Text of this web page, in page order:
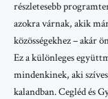
részletesebb
azokra várnak, akik
közösségekhez – akár
Ez a különleges
mindenkinek, aki
kalandban. Cegléd és